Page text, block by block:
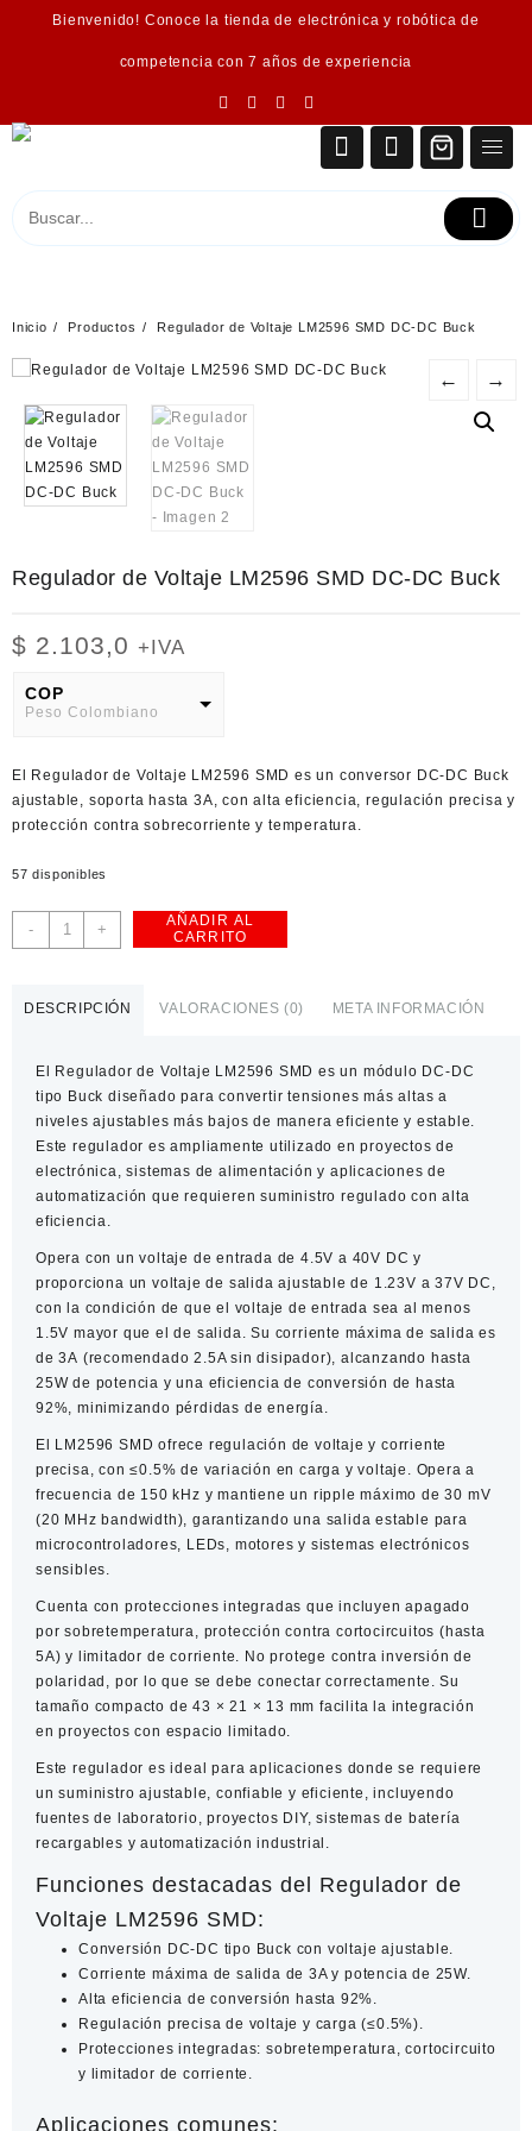
Bienvenido! Conoce la tienda de electrónica y robótica de
competencia con 7 años de experiencia
Inicio Productos Regulador de Voltaje LM2596 SMD DC-DC Buck
← →
Regulador de Voltaje LM2596 SMD DC-DC Buck
$ 2.103,0 +IVA
COP
Peso Colombiano
American Dollar
El Regulador de Voltaje LM2596 SMD es un conversor DC-DC Buck
ajustable, soporta hasta 3A, con alta eficiencia, regulación precisa y
protección contra sobrecorriente y temperatura.
57 disponibles
-
Regulador
de
DC
Buck
cantidad
+
AÑADIR AL
CARRITO
DESCRIPCIÓN VALORACIONES (0) META INFORMACIÓN
El Regulador de Voltaje LM2596 SMD es un módulo DC-DC
tipo Buck diseñado para convertir tensiones más altas a
niveles ajustables más bajos de manera eficiente y estable.
Este regulador es ampliamente utilizado en proyectos de
electrónica, sistemas de alimentación y aplicaciones de
automatización que requieren suministro regulado con alta
eficiencia.
Opera con unvoltaje de entrada de 4.5V a 40V DC y
proporciona unvoltaje de salida ajustable de 1.23V a 37V DC
con la condición de que el voltaje de entrada sea al menos
1.5V mayor que el de salida. Su corriente máxima de salida es
de 3A (recomendado 2.5A sin disipador), alcanzando hasta
25W de potencia y una eficiencia de conversión de hasta
92% , minimizando pérdidas de energía.
El LM2596 SMD ofrece regulación de voltaje y corriente
precisa, con≤0.5% de variación en carga y voltaje. Opera a
frecuencia de 150 kHz y mantiene un ripple máximo de 30 mV
(20 MHz bandwidth), garantizando una salida estable para
microcontroladores, LEDs, motores y sistemas electrónicos
sensibles.
Cuenta con protecciones integradas que incluyen apagado
por sobretemperatura, protección contra cortocircuitos (hasta
5A) y limitador de corriente. No protege contra inversión de
polaridad, por lo que se debe conectar correctamente. Su
tamaño compacto de 43 × 21 × 13 mm facilita la integración
en proyectos con espacio limitado.
Este regulador es ideal para aplicaciones donde se requiere
un suministro ajustable, confiable y eficiente, incluyendo
fuentes de laboratorio, proyectos DIY, sistemas de batería
recargables y automatización industrial
Funciones destacadas del Regulador de
Voltaje LM2596 SMD:
Conversión DC-DC tipo Buck con voltaje ajustable.
Corriente máxima de salida de 3A y potencia de 25W.
Alta eficiencia de conversión hasta 92%.
Regulación precisa de voltaje y carga (≤0.5%).
Protecciones integradas: sobretemperatura, cortocircuito
y limitador de corriente.
Aplicaciones comunes: